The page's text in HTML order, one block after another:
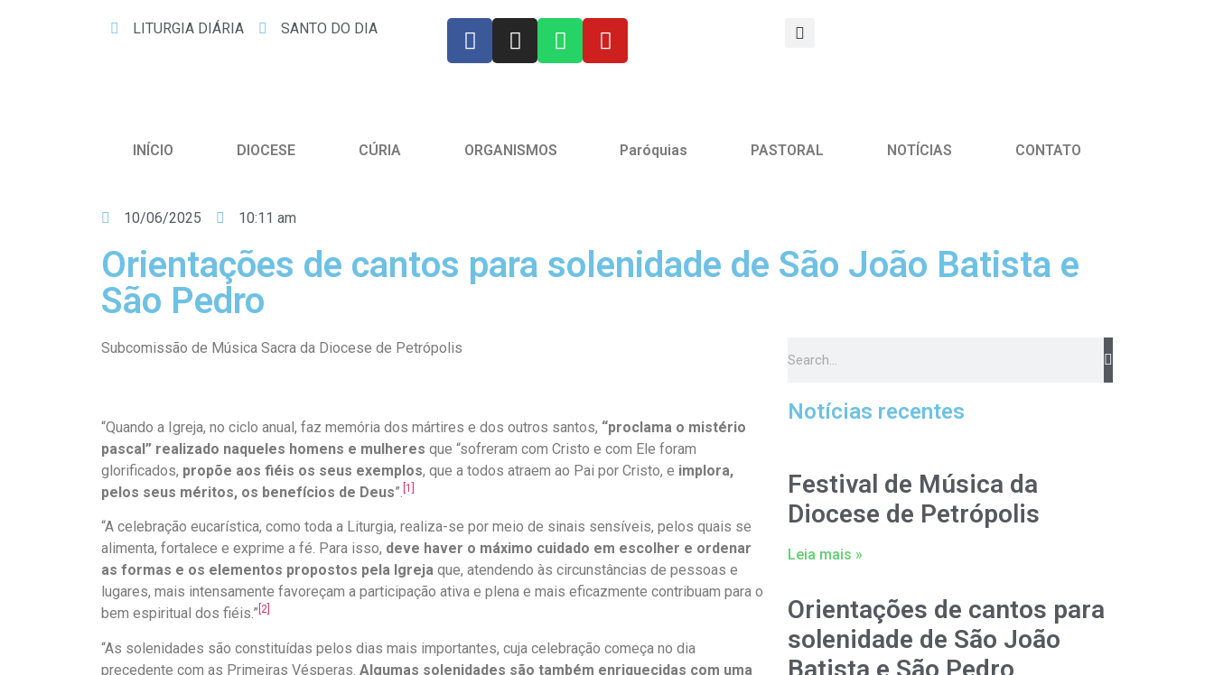
LITURGIA DIÁRIA SANTO DO DIA
INÍCIO DIOCESE CÚRIA ORGANISMOS Paróquias PASTORAL NOTÍCIAS CONTATO
10/06/2025 10:11 am
Orientações de cantos para solenidade de São João Batista e
São Pedro
Subcomissão de Música Sacra da Diocese de Petrópolis
“Quando a Igreja, no ciclo anual, faz memória dos mártires e dos outros santos, “proclama o mistério
pascal” realizado naqueles homens e mulheres que “sofreram com Cristo e com Ele foram
glorificados, propõe aos fiéis os seus exemplos, que a todos atraem ao Pai por Cristo, e implora,
pelos seus méritos, os benefícios de Deus”. [1]
“A celebração eucarística, como toda a Liturgia, realiza-se por meio de sinais sensíveis, pelos quais se
alimenta, fortalece e exprime a fé. Para isso, deve haver o máximo cuidado em escolher e ordenar
as formas e os elementos propostos pela Igreja que, atendendo às circunstâncias de pessoas e
lugares, mais intensamente favoreçam a participação ativa e plena e mais eficazmente contribuam para o
bem espiritual dos fiéis.” [2]
“As solenidades são constituídas pelos dias mais importantes, cuja celebração começa no dia
precedente com as Primeiras Vésperas. Algumas solenidades são também enriquecidas com uma
Notícias recentes
Festival de Música da
Diocese de Petrópolis
Leia mais »
Orientações de cantos para
solenidade de São João